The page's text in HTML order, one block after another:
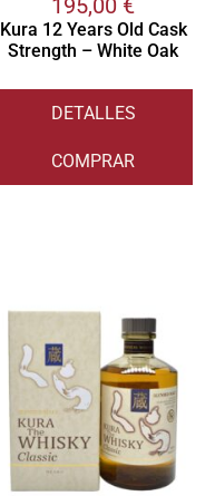
195,00 €
Kura 12 Years Old Cask
Strength – White Oak
DETALLES
COMPRAR